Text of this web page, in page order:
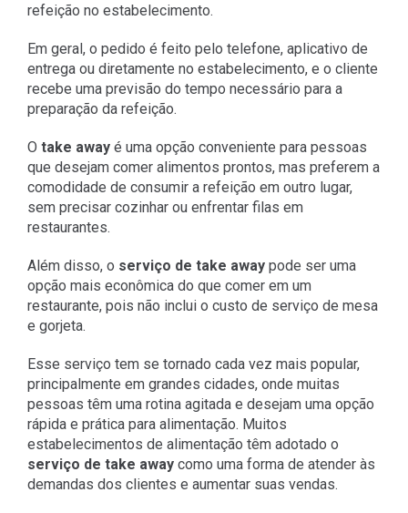
refeição no estabelecimento.
Em geral, o pedido é feito pelo telefone, aplicativo de
entrega ou diretamente no estabelecimento, e o cliente
recebe uma previsão do tempo necessário para a
preparação da refeição.
O take awayé uma opção conveniente para pessoas
que desejam comer alimentos prontos, mas preferem a
comodidade de consumir a refeição em outro lugar,
sem precisar cozinhar ou enfrentar filas em
restaurantes.
Além disso, o serviço de take awaypode ser uma
opção mais econômica do que comer em um
restaurante, pois não inclui o custo de serviço de mesa
e gorjeta.
Esse serviço tem se tornado cada vez mais popular,
principalmente em grandes cidades, onde muitas
pessoas têm uma rotina agitada e desejam uma opção
rápida e prática para alimentação. Muitos
estabelecimentos de alimentação têm adotado o
serviço de take awaycomo uma forma de atender às
demandas dos clientes e aumentar suas vendas.